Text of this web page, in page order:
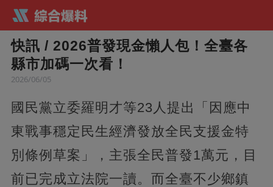
快訊 / 2026普發現金懶人包！全臺各
縣市加碼一次看！
2026/06/05
國民黨立委羅明才等23人提出「因應中
東戰事穩定民生經濟發放全民支援金特
別條例草案」，主張全民普發1萬元，目
前已完成立法院一讀。而全臺不少鄉鎮